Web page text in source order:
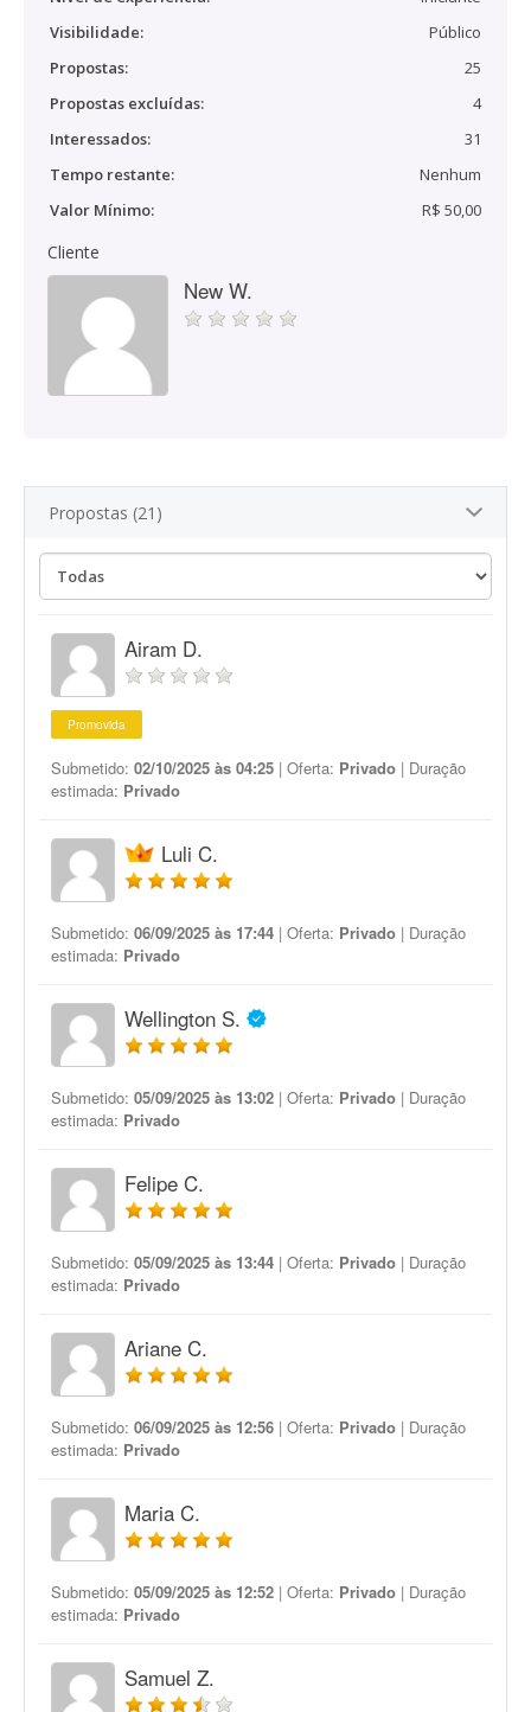
Visibilidade:
Público
Propostas:
25
Propostas excluídas:
4
Interessados:
31
Tempo restante:
Nenhum
Valor Mínimo:
R$ 50,00
Cliente
New W.
Propostas (21)
Airam D.
Promovida
Submetido: 02/10/2025 às 04:25 | Oferta: Privado | Duração
estimada: Privado
Luli C.
Submetido: 06/09/2025 às 17:44 | Oferta: Privado | Duração
estimada: Privado
Wellington S.
Submetido: 05/09/2025 às 13:02 | Oferta: Privado | Duração
estimada: Privado
Felipe C.
Submetido: 05/09/2025 às 13:44 | Oferta: Privado | Duração
estimada: Privado
Ariane C.
Submetido: 06/09/2025 às 12:56 | Oferta: Privado | Duração
estimada: Privado
Maria C.
Submetido: 05/09/2025 às 12:52 | Oferta: Privado | Duração
estimada: Privado
Samuel Z.